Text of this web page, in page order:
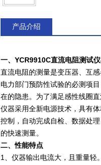
产品介绍
一、YCR9910C直流电阻测试
直流电阻的测量是变压器、互
电力部门预防性试验的必测项
在的隐患。为了满足感性线圈
仪器采用全新电源技术，具有
控制，自动完成自检、数据处
的快速测量。
二、性能特点
1、仪器输出电流大，且重量轻